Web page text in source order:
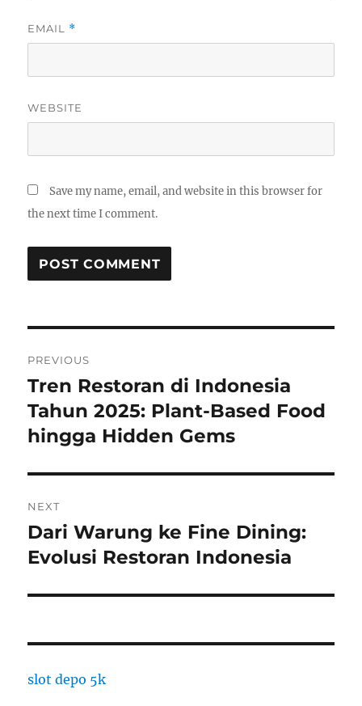
EMAIL *
WEBSITE
Save my name, email, and website in this browser for
the next time I comment.
navigation
PREVIOUS
Previous
post:
Tren Restoran di Indonesia
Tahun 2025: Plant-Based Food
hingga Hidden Gems
NEXT
Next
post:
Dari Warung ke Fine Dining:
Evolusi Restoran Indonesia
slot depo 5k